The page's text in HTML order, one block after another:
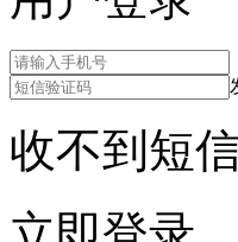
收不到短